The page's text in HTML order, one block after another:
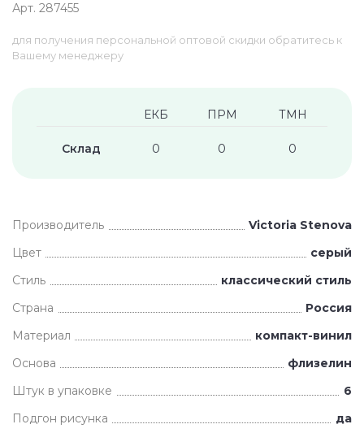
Арт. 287455
для получения персональной оптовой скидки обратитесь к
Вашему менеджеру
ЕКБ ПРМ ТМН
Склад 0 0 0
Производитель
Victoria Stenova
Цвет
серый
Стиль
классический стиль
Страна
Россия
Материал
компакт-винил
Основа
флизелин
Штук в упаковке
6
Подгон рисунка
да